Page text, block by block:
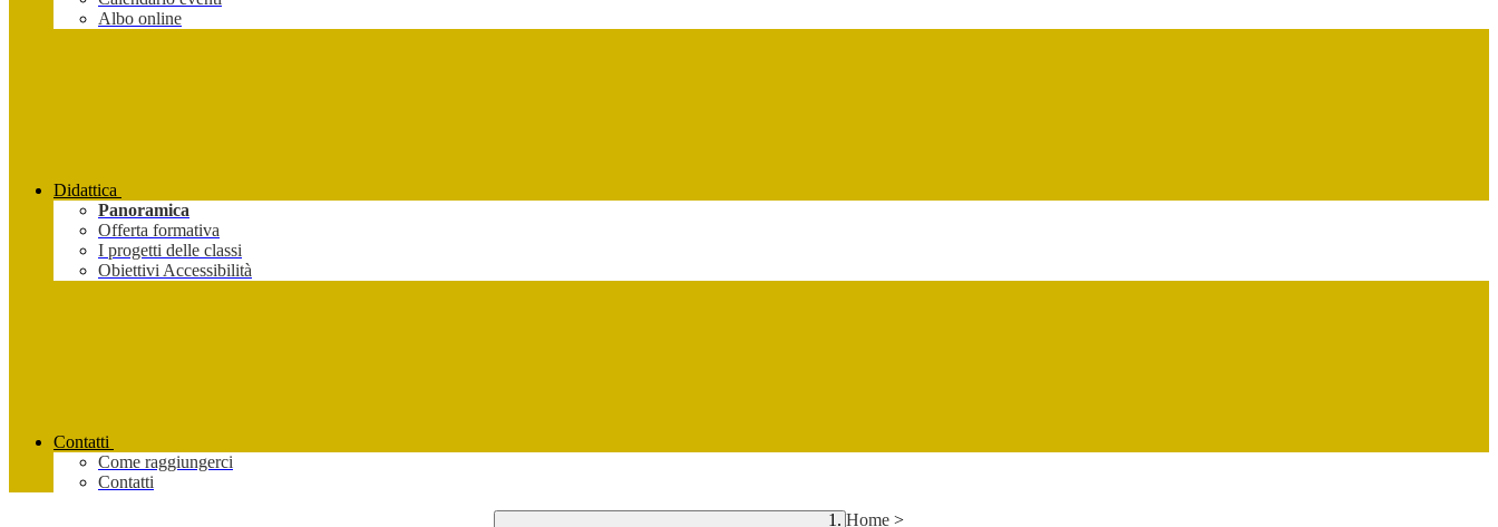
Albo online
Didattica
Panoramica
Offerta formativa
I progetti delle classi
Obiettivi Accessibilità
Contatti
Come raggiungerci
Contatti
Home >